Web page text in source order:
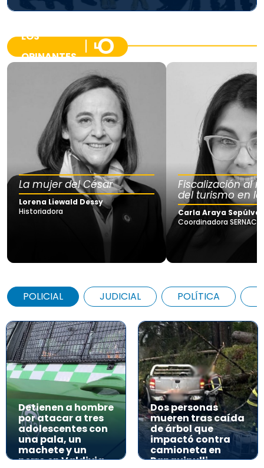
LOS
OPINANTES
La mujer del César
Lorena Liewald Dessy
Historiadora
Fiscalización al
del turismo en
Carla Araya
Coordinadora SERNAC
POLICIAL JUDICIAL POLÍTICA
Detienen a hombre
por atacar a tres
adolescentes con
una pala, un
machete y un
perro en Valdivia
Dos personas
mueren tras caída
de árbol que
impactó contra
camioneta en
Panguipulli